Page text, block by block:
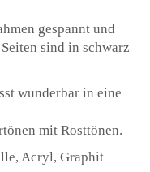
gespannt und
sind in schwarz
wunderbar in eine
mit Rosttönen.
Acryl, Graphit